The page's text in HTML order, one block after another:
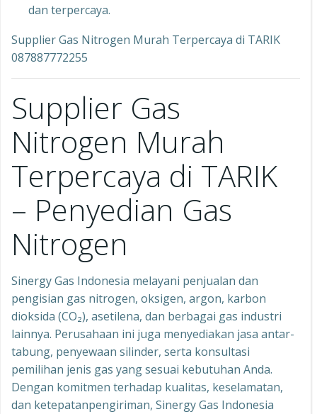
dan terpercaya.
Supplier Gas Nitrogen Murah Terpercaya di TARIK
087887772255
Supplier Gas
Nitrogen Murah
Terpercaya di TARIK
– Penyedian Gas
Nitrogen
Sinergy Gas Indonesia melayani penjualan dan
pengisian gas nitrogen, oksigen, argon, karbon
dioksida (CO₂), asetilena, dan berbagai gas industri
lainnya. Perusahaan ini juga menyediakan jasa antar-
tabung, penyewaan silinder, serta konsultasi
pemilihan jenis gas yang sesuai kebutuhan Anda.
Dengan komitmen terhadap kualitas, keselamatan,
dan ketepatanpengiriman, Sinergy Gas Indonesia